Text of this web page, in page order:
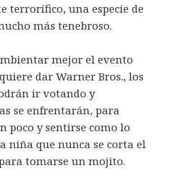
terrorífico, una especie de
más tenebroso.
mejor el evento
dar Warner Bros., los
ir votando y
se enfrentarán, para
poco y sentirse como lo
niña que nunca se corta el
tomarse un mojito.